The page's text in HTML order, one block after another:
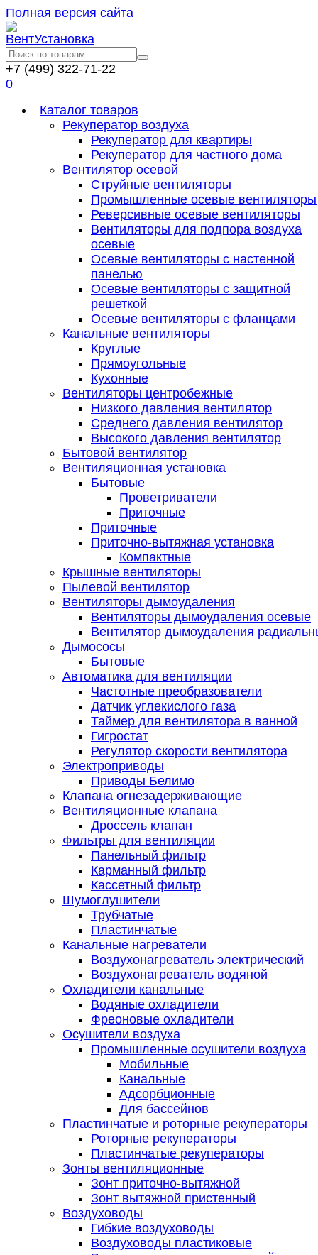
Полная версия сайта
+7 (499) 322-71-22
0
Каталог товаров
Рекуператор воздуха
Рекуператор для квартиры
Рекуператор для частного дома
Вентилятор осевой
Струйные вентиляторы
Промышленные осевые вентиляторы
Реверсивные осевые вентиляторы
Вентиляторы для подпора воздуха
осевые
Осевые вентиляторы с настенной
панелью
Осевые вентиляторы с защитной
решеткой
Осевые вентиляторы с фланцами
Канальные вентиляторы
Круглые
Прямоугольные
Кухонные
Вентиляторы центробежные
Низкого давления вентилятор
Среднего давления вентилятор
Высокого давления вентилятор
Бытовой вентилятор
Вентиляционная установка
Бытовые
Проветриватели
Приточные
Приточные
Приточно-вытяжная установка
Компактные
Крышные вентиляторы
Пылевой вентилятор
Вентиляторы дымоудаления
Вентиляторы дымоудаления осевые
Вентилятор дымоудаления
Дымососы
Бытовые
Автоматика для вентиляции
Частотные преобразователи
Датчик углекислого газа
Таймер для вентилятора в ванной
Гигростат
Регулятор скорости вентилятора
Электроприводы
Приводы Белимо
Клапана огнезадерживающие
Вентиляционные клапана
Дроссель клапан
Фильтры для вентиляции
Панельный фильтр
Карманный фильтр
Кассетный фильтр
Шумоглушители
Трубчатые
Пластинчатые
Канальные нагреватели
Воздухонагреватель электрический
Воздухонагреватель водяной
Охладители канальные
Водяные охладители
Фреоновые охладители
Осушители воздуха
Промышленные осушители воздуха
Мобильные
Канальные
Адсорбционные
Для бассейнов
Пластинчатые и роторные рекуператоры
Роторные рекуператоры
Пластинчатые рекуператоры
Зонты вентиляционные
Зонт приточно-вытяжной
Зонт вытяжной пристенный
Воздуховоды
Гибкие воздуховоды
Воздуховоды пластиковые